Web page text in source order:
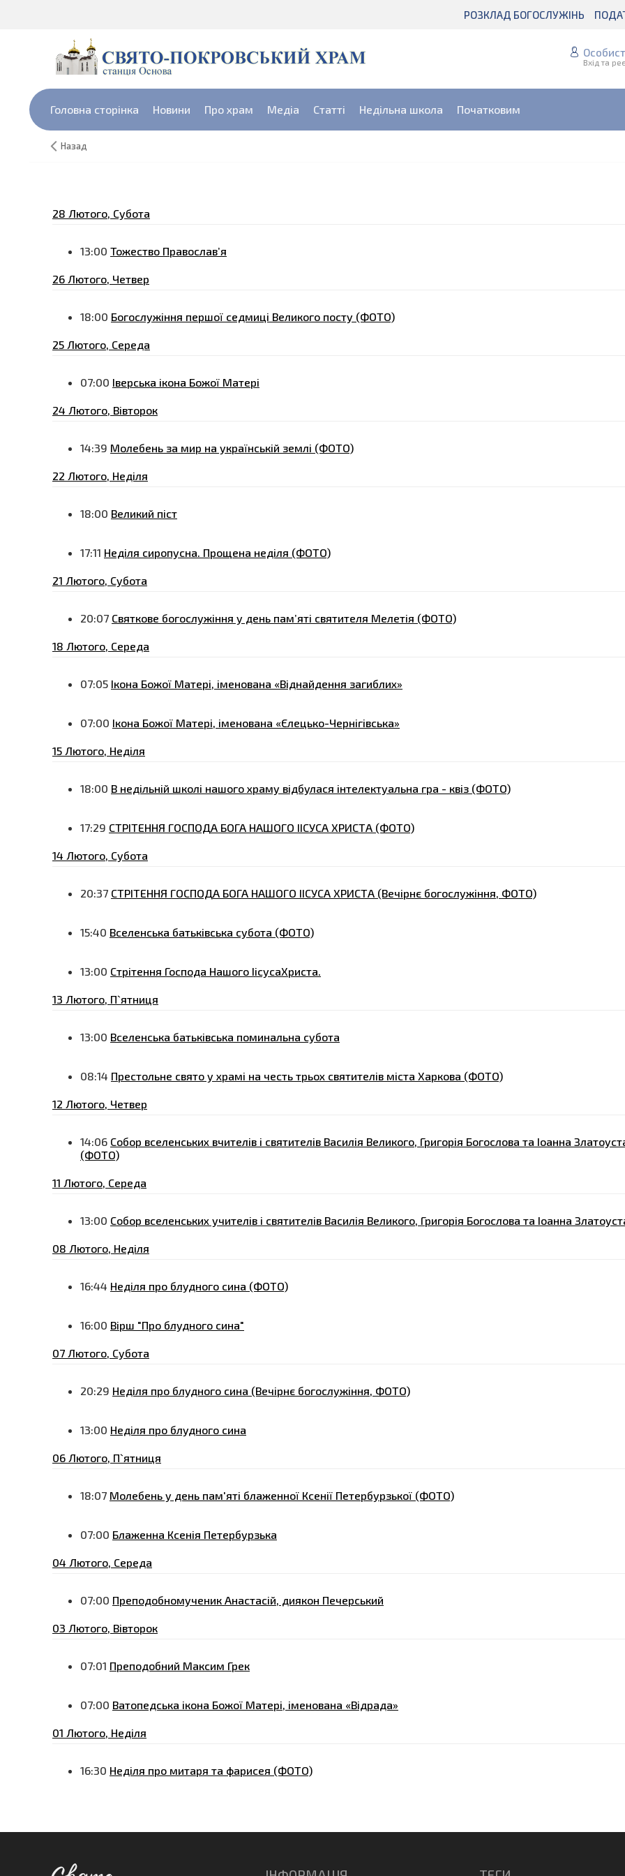
РОЗКЛАД БОГОСЛУЖІНЬ
Вхід та
Головна сторінка Новини Про храм Медіа Статті Недільна школа Початковим
Назад
28 Лютого, Субота
13:00 Тожество Православ’я
26 Лютого, Четвер
18:00 Богослужіння першої седмиці Великого посту (ФОТО)
25 Лютого, Середа
07:00 Іверська ікона Божої Матері
24 Лютого, Вівторок
14:39 Молебень за мир на українській землі (ФОТО)
22 Лютого, Неділя
18:00 Великий піст
17:11 Неділя сиропусна. Прощена неділя (ФОТО)
21 Лютого, Субота
20:07 Святкове богослужіння у день пам’яті святителя Мелетія (ФОТО)
18 Лютого, Середа
07:05 Ікона Божої Матері, іменована «Віднайдення загиблих»
07:00 Ікона Божої Матері, іменована «Єлецько-Чернігівська»
15 Лютого, Неділя
18:00 В недільній школі нашого храму відбулася інтелектуальна гра - квіз (ФОТО)
17:29 СТРІТЕННЯ ГОСПОДА БОГА НАШОГО ІІСУСА ХРИСТА (ФОТО)
14 Лютого, Субота
20:37 СТРІТЕННЯ ГОСПОДА БОГА НАШОГО ІІСУСА ХРИСТА (Вечірнє богослужіння, ФОТО)
15:40 Вселенська батьківська субота (ФОТО)
13:00 Стрітення Господа Нашого ІісусаХриста.
13 Лютого, П`ятниця
13:00 Вселенська батьківська поминальна субота
08:14 Престольне свято у храмі на честь трьох святителів міста Харкова (ФОТО)
12 Лютого, Четвер
14:06 Собор вселенських вчителів і святителів Василія Великого, Григорія Богослова та Іоанна
(ФОТО)
11 Лютого, Середа
13:00 Собор вселенських учителів і святителів Василія Великого, Григорія Богослова та Іоанна
08 Лютого, Неділя
16:44 Неділя про блудного сина (ФОТО)
16:00 Вірш "Про блудного сина"
07 Лютого, Субота
20:29 Неділя про блудного сина (Вечірнє богослужіння, ФОТО)
13:00 Неділя про блудного сина
06 Лютого, П`ятниця
18:07 Молебень у день пам'яті блаженної Ксенії Петербурзької (ФОТО)
07:00 Блаженна Ксенія Петербурзька
04 Лютого, Середа
07:00 Преподобномученик Анастасій, диякон Печерський
03 Лютого, Вівторок
07:01 Преподобний Максим Грек
07:00 Ватопедська ікона Божої Матері, іменована «Відрада»
01 Лютого, Неділя
16:30 Неділя про митаря та фарисея (ФОТО)